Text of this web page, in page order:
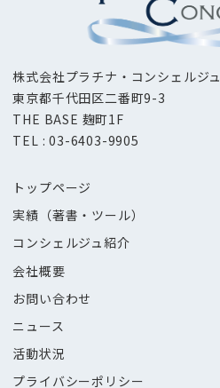
株式会社プラチナ・コンシェルジュ
東京都千代田区二番町9-3
THE BASE 麹町1F
TEL : 03-6403-9905
トップページ
実績（著書・ツール）
コンシェルジュ紹介
会社概要
お問い合わせ
ニュース
活動状況
プライバシーポリシー